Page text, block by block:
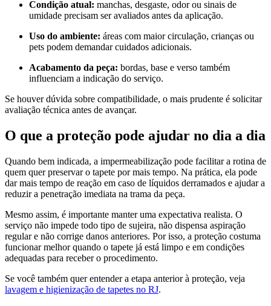
Condição atual: manchas, desgaste, odor ou sinais de
umidade precisam ser avaliados antes da aplicação.
Uso do ambiente: áreas com maior circulação, crianças ou
pets podem demandar cuidados adicionais.
Acabamento da peça: bordas, base e verso também
influenciam a indicação do serviço.
Se houver dúvida sobre compatibilidade, o mais prudente é solicitar
avaliação técnica antes de avançar.
O que a proteção pode ajudar no dia a dia
Quando bem indicada, a impermeabilização pode facilitar a rotina de
quem quer preservar o tapete por mais tempo. Na prática, ela pode
dar mais tempo de reação em caso de líquidos derramados e ajudar a
reduzir a penetração imediata na trama da peça.
Mesmo assim, é importante manter uma expectativa realista. O
serviço não impede todo tipo de sujeira, não dispensa aspiração
regular e não corrige danos anteriores. Por isso, a proteção costuma
funcionar melhor quando o tapete já está limpo e em condições
adequadas para receber o procedimento.
Se você também quer entender a etapa anterior à proteção, veja
lavagem e higienização de tapetes no RJ.